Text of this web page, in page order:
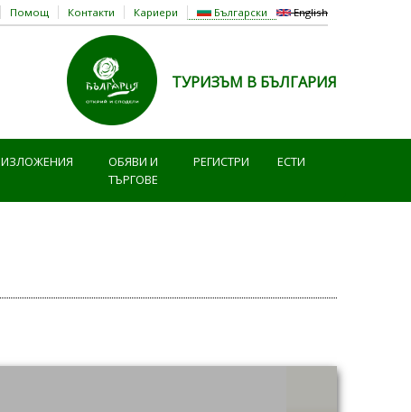
Български English
Помощ Контакти Кариери
ТУРИЗЪМ В БЪЛГАРИЯ
ИЗЛОЖЕНИЯ
ОБЯВИ И
ТЪРГОВЕ
РЕГИСТРИ ЕСТИ